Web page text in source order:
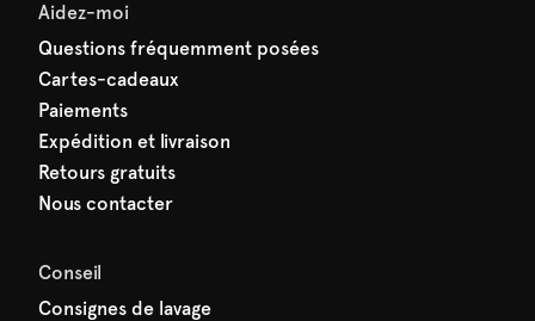
Aidez-moi
Questions fréquemment posées
Cartes-cadeaux
Paiements
Expédition et livraison
Retours gratuits
Nous contacter
Conseil
Consignes de lavage